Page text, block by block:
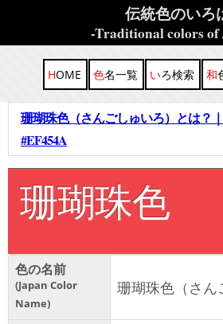
伝統色のいろ
-Traditional colors of
HOME 色名一覧 いろ検索
珊瑚珠色（さんごしゅいろ）とは？｜
#EF454A
珊瑚珠色
色の名前
Japan Color
Name
珊瑚珠色（さん